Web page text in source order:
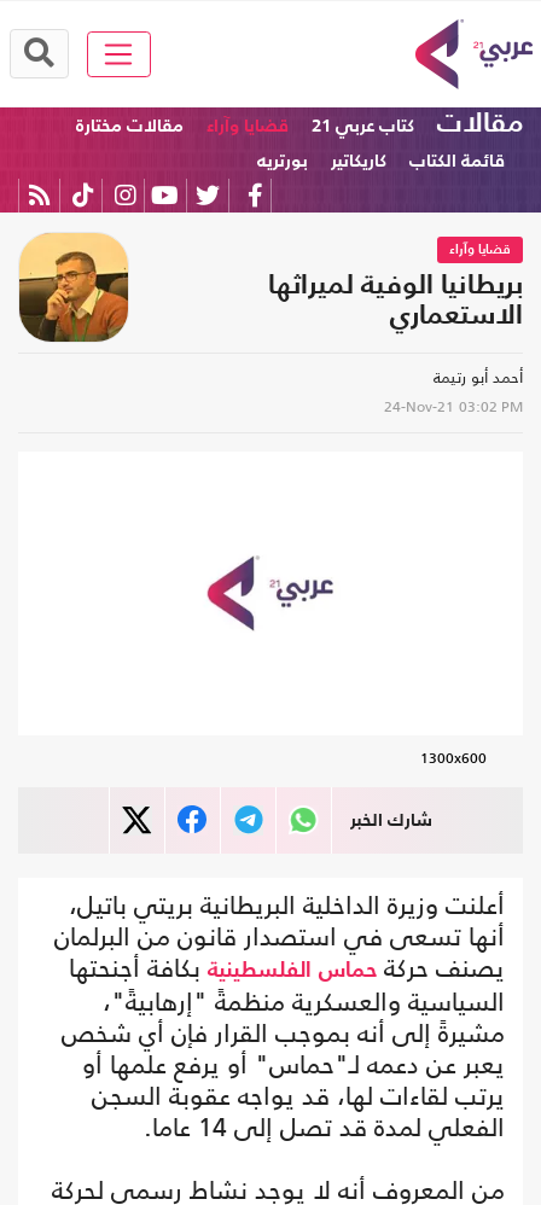
مقالات كتاب عربي 21 قضايا وآراء
مقالات مختارة
قائمة الكتاب
كاريكاتير بورتريه
قضايا وآراء
بريطانيا الوفية لميراثها
الاستعماري
أحمد أبو رتيمة
24-Nov-21 03:02 PM
1300x600
شارك الخبر
أعلنت وزيرة الداخلية البريطانية بريتي باتيل،
أنها تسعى في استصدار قانون من البرلمان
يصنف حركة حماس الفلسطينية بكافة أجنحتها
السياسية والعسكرية منظمةً "إرهابيةً"،
مشيرةً إلى أنه بموجب القرار فإن أي شخص
يعبر عن دعمه لـ"حماس" أو يرفع علمها أو
يرتب لقاءات لها، قد يواجه عقوبة السجن
الفعلي لمدة قد تصل إلى 14 عاما.
من المعروف أنه لا يوجد نشاط رسمي لحركة